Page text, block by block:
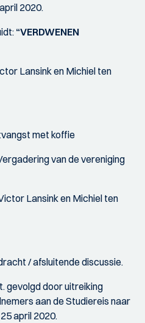
2020.
“VERDWENEN
Lansink en Michiel ten
met koffie
van de vereniging
Lansink en Michiel ten
/ afsluitende discussie.
gevolgd door uitreiking
aan de Studiereis naar
april 2020.